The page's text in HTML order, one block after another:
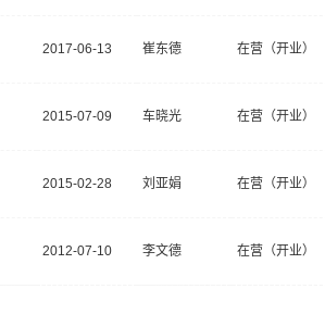
2017-06-13 崔东德 在营（开业）
2015-07-09 车晓光 在营（开业）
2015-02-28 刘亚娟 在营（开业）
2012-07-10 李文德 在营（开业）